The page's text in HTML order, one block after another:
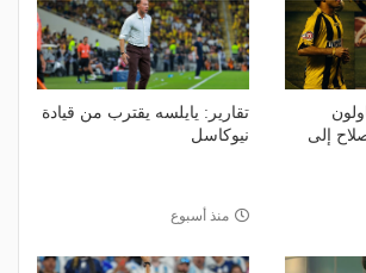
إلى
تقارير: يايلسه يقترب من قيادة
نيوكاسل
منذ أسبوع